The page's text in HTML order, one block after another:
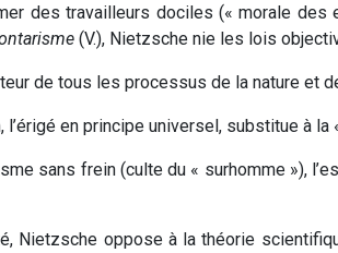
des travailleurs dociles (« morale
(V.), Nietzsche nie les lois
de tous les processus de la nature et
en principe universel, substitue à
sans frein (culte du « surhomme »),
Nietzsche oppose à la théorie